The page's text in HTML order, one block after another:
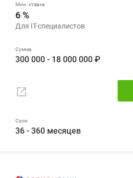
6 %
300 000 - 18 000 000 ₽
36 - 360 месяцев